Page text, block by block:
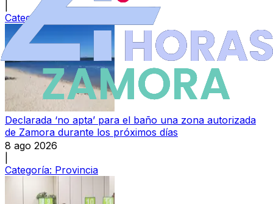
Categoría:
Declarada ‘no apta’ para el baño una zona autorizada
de Zamora durante los próximos días
8 ago 2026
Categoría: Provincia